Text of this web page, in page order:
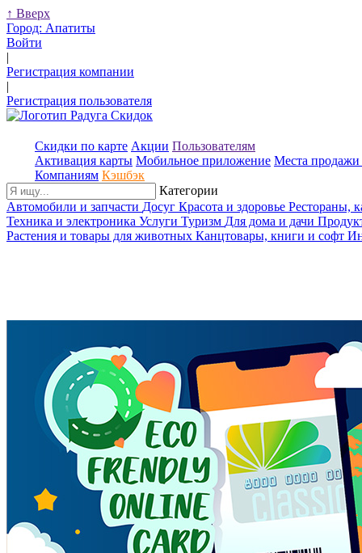
↑ Вверх
Город: Апатиты
Войти
|
Регистрация компании
|
Регистрация пользователя
Скидки по карте Акции Пользователям
Активация карты Мобильное приложение Места продажи
Компаниям Кэшбэк
Категории
Автомобили и запчасти Досуг Красота и здоровье Рестораны,
Техника и электроника Услуги Туризм Для дома и дачи
Растения и товары для животных Канцтовары, книги и софт